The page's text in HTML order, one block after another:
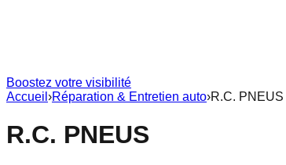
Boostez votre visibilité
Accueil ›Réparation & Entretien auto›R.C. PNEUS
R.C. PNEUS